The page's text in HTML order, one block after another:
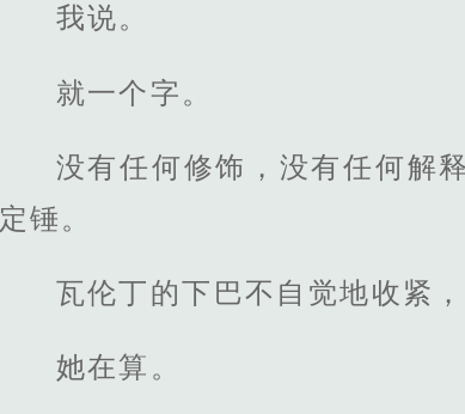
我说。
就一个字。
没有任何修饰，没有任何解
定锤。
瓦伦丁的下巴不自觉地收紧
她在算。